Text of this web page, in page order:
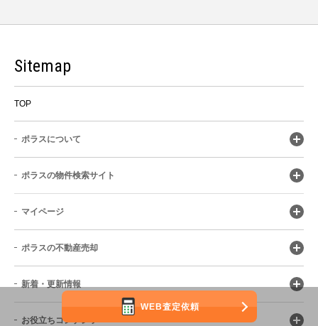
WEB査定依頼
Sitemap
TOP
ポラスについて
ポラスの物件検索サイト
マイページ
ポラスの不動産売却
新着・更新情報
お役立ちコンテンツ